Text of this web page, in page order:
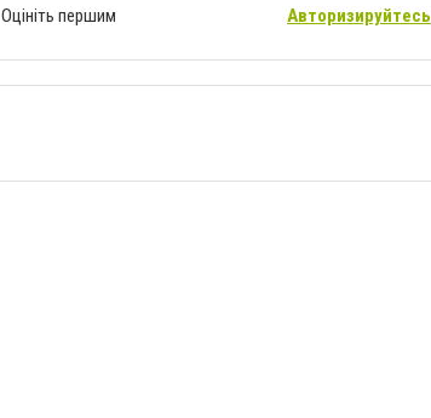
Оцініть першим Авторизируйтесь